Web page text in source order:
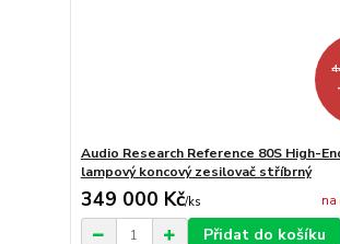
Audio Research Reference 80S High-
lampový koncový zesilovač stříbrný
349 000 Kč/ks na
Přidat do košíku